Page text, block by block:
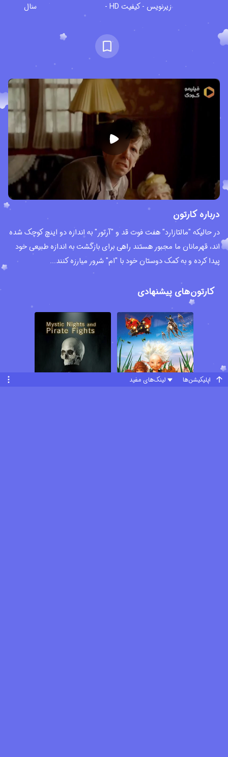
زیرنویس - کیفیت HD -
سال
درباره کارتون
در حالیکه "مالتازارد" هفت فوت قد و "آرتور" به اندازه دو اینچ کوچک شده
اند، قهرمانان ما مجبور هستند راهی برای بازگشت به اندازه طبیعی خود
پیدا کرده و به کمک دوستان خود با "ام" شرور مبارزه کنند...
کارتون‌های پیشنهادی
اپلیکیشن‌ها لینک‌های مفید